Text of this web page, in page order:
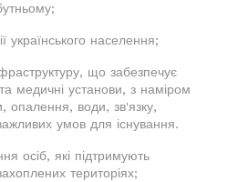
українського населення;
що забезпечує
медичні установи, з наміром
опалення, води, зв'язку,
умов для існування.
осіб, які підтримують
територіях;